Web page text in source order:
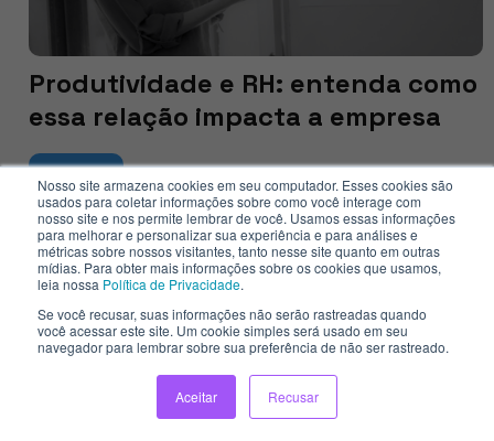
Nosso site armazena cookies em seu computador. Esses cookies são
usados para coletar informações sobre como você interage com
nosso site e nos permite lembrar de você. Usamos essas informações
para melhorar e personalizar sua experiência e para análises e
métricas sobre nossos visitantes, tanto nesse site quanto em outras
mídias. Para obter mais informações sobre os cookies que usamos,
leia nossa Política de Privacidade.
Se você recusar, suas informações não serão rastreadas quando
você acessar este site. Um cookie simples será usado em seu
navegador para lembrar sobre sua preferência de não ser rastreado.
Aceitar Recusar
Produtividade e RH: entenda como
essa relação impacta a empresa
Veja mais